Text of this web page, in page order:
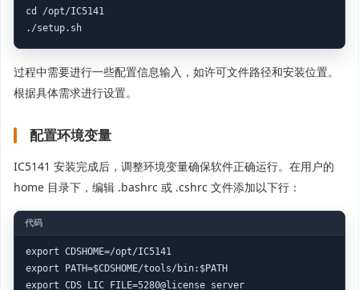
cd /opt/IC5141
过程中需要进行一些配置信息输入，如许可文件路径和安装位置。
根据具体需求进行设置。
配置环境变量
IC5141 安装完成后，调整环境变量确保软件正确运行。在用户的
home 目录下，编辑 .bashrc 或 .cshrc 文件添加以下行：
export CDSHOME=/opt/IC5141
export PATH=$CDSHOME/tools/bin:$PATH